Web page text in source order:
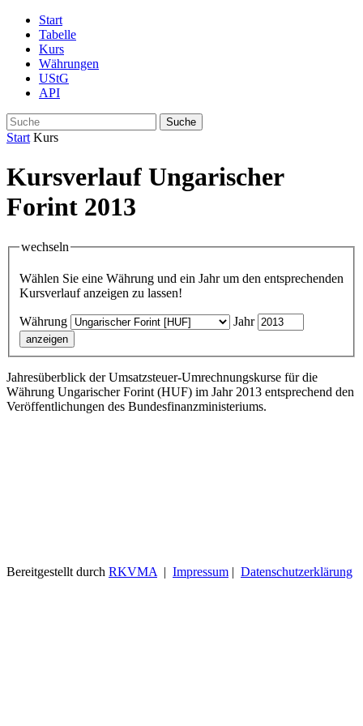
Start
Tabelle
Kurs
Währungen
UStG
API
Suche
Start Kurs
Kursverlauf Ungarischer
Forint 2013
wechseln
Wählen Sie eine Währung und ein Jahr um den entsprechenden
Kursverlauf anzeigen zu lassen!
Währung Jahr
Jahresüberblick der Umsatzsteuer-Umrechnungskurse für die
Währung Ungarischer Forint (HUF) im Jahr 2013 entsprechend den
Veröffentlichungen des Bundesfinanzministeriums.
Bereitgestellt durch RKVMA| Impressum Datenschutzerklärung